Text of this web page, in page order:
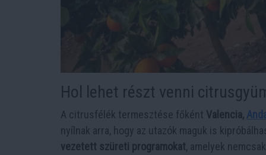
Hol lehet részt venni
A citrusfélék termesztése főként Valencia,
nyílnak arra, hogy az utazók maguk is
vezetett szüreti programokat, amelyek